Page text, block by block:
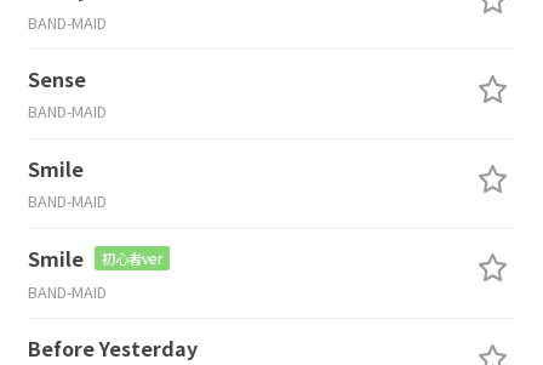
BAND-MAID
Sense
BAND-MAID
Smile
BAND-MAID
Smile 初心者ver
BAND-MAID
Before Yesterday